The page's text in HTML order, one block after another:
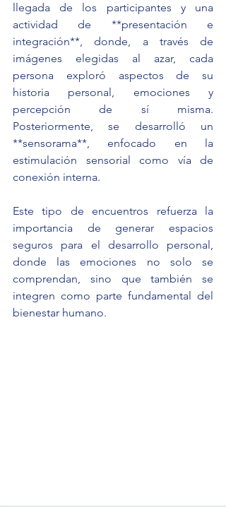
llegada de los participantes y una
actividad de **presentación e
integración**, donde, a través de
imágenes elegidas al azar, cada
persona exploró aspectos de su
historia personal, emociones y
percepción de sí misma.
Posteriormente, se desarrolló un
**sensorama**, enfocado en la
estimulación sensorial como vía de
conexión interna.
Este tipo de encuentros refuerza la
importancia de generar espacios
seguros para el desarrollo personal,
donde las emociones no solo se
comprendan, sino que también se
integren como parte fundamental del
bienestar humano.